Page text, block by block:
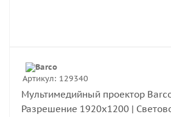
Артикул: 129340
Мультимедийный проектор
Разрешение 1920x1200 |